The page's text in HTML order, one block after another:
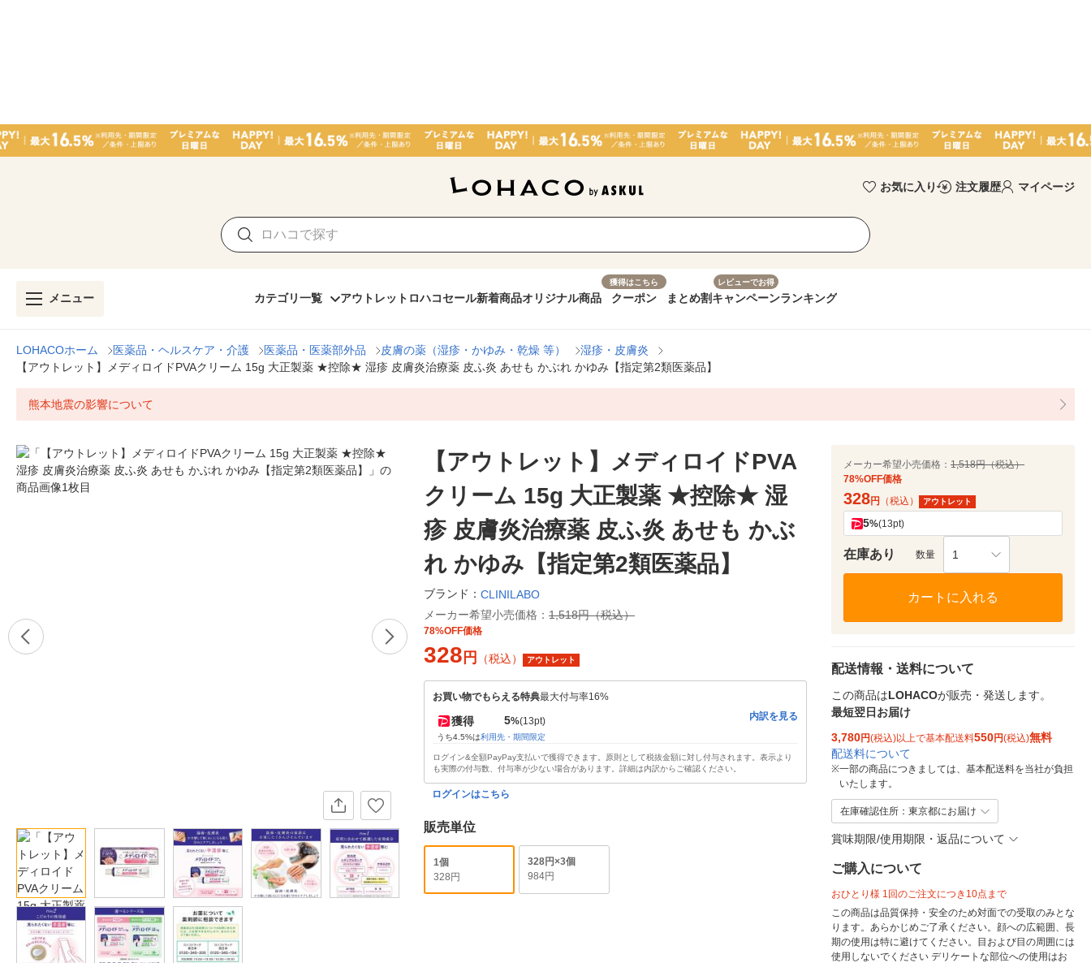
お気に入り 注文履歴 マイページ
メニュー カテゴリ一覧 アウトレット ロハコセール新着商品オリジナル商品
獲得はこちら
クーポン まとめ割
レビューでお得
キャンペーンランキング
LOHACOホーム 医薬品・ヘルスケア・介護 医薬品・医薬部外品 皮膚の薬（湿疹・かゆみ・乾燥 等）
湿疹・皮膚炎
【アウトレット】メディロイドPVAクリーム 15g 大正製薬 ★控除★ 湿疹 皮膚炎治療薬 皮ふ炎 あせも かぶれ かゆみ【指定第2類医薬品】
熊本地震の影響について
【アウトレット】メディロイドPVA
クリーム 15g 大正製薬 ★控除★ 湿
疹 皮膚炎治療薬 皮ふ炎 あせも かぶ
れ かゆみ【指定第2類医薬品】
ブランド： CLINILABO
メーカー希望小売価格： 1,518円（税込）
78%OFF価格
328 円 （税込） アウトレット
お買い物でもらえる特典最大付与率16%
獲得 5%(13pt)
うち4.5%は利用先・期間限定
内訳を見る
ログイン&全額PayPay支払いで獲得できます。原則として税抜金額に対し付与されます。表示より
も実際の付与数、付与率が少ない場合があります。詳細は内訳からご確認ください。
ログインはこちら
販売単位
1個
328円
328円×3個
984円
メーカー希望小売価格： 1,518円（税込）
78%OFF価格
328円 （税込） アウトレット
5%(13pt)
在庫あり 数量 1
カートに入れる
配送情報・送料について
この商品はLOHACOが販売・発送します。
最短翌日お届け
3,780円(税込)以上で基本配送料550円(税込)無料
配送料について
※一部の商品につきましては、基本配送料を当社が負担
いたします。
在庫確認住所：東京都にお届け
賞味期限/使用期限・返品について
ご購入について
おひとり様 1回のご注文につき10点まで
この商品は品質保持・安全のため対面での受取のみとな
ります。あらかじめご了承ください。顔への広範囲、長
期の使用は特に避けてください。目および目の周囲には
使用しないでください デリケートな部位への使用はお